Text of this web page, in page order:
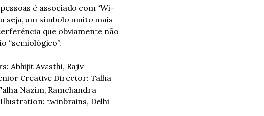
é associado com “Wi-
seja, um símbolo muito mais
que obviamente não
“semiológico”.
Abhijit Avasthi, Rajiv
Creative Director: Talha
Nazim, Ramchandra
Illustration: twinbrains, Delhi